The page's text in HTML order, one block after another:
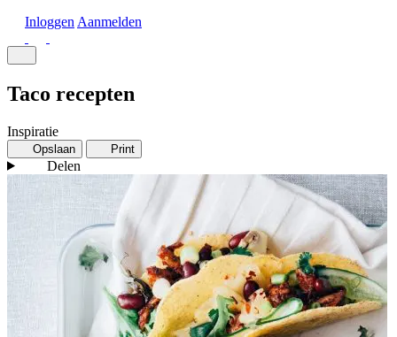
Inloggen Aanmelden
Taco recepten
Inspiratie
Opslaan Print
Delen